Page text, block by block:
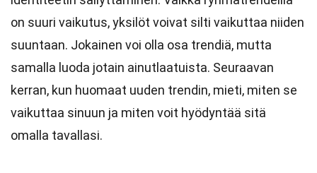
on suuri vaikutus, yksilöt voivat silti vaikuttaa niiden
suuntaan. Jokainen voi olla osa trendiä, mutta
samalla luoda jotain ainutlaatuista. Seuraavan
kerran, kun huomaat uuden trendin, mieti, miten se
vaikuttaa sinuun ja miten voit hyödyntää sitä
omalla tavallasi.